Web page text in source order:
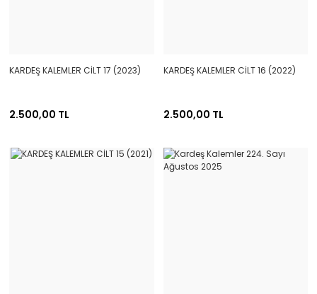
KARDEŞ KALEMLER CİLT 17 (2023)
2.500,00 TL
KARDEŞ KALEMLER CİLT 16 (2022)
2.500,00 TL